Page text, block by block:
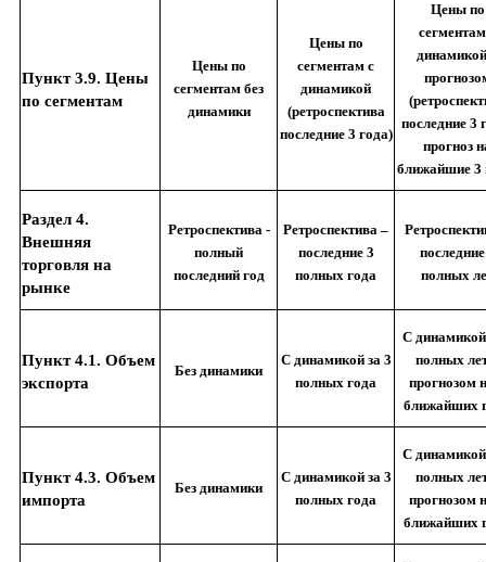
Пункт 3.9. Цены
по сегментам
Цены по
сегментам без
динамики
Цены по
сегментам с
динамикой
(ретроспектива
последние 3 года)
Цены по
последние 3
прогноз
ближайшие 3
Раздел 4.
Внешняя
торговля на
рынке
Ретроспектива -
полный
последний год
Ретроспектива –
последние 3
полных года
полных
Пункт 4.1. Объем
экспорта
Без динамики
С динамикой за 3
полных года
С динамикой
полных
прогнозом
ближайших
Пункт 4.3. Объем
импорта
Без динамики
С динамикой за 3
полных года
С динамикой
полных
прогнозом
ближайших